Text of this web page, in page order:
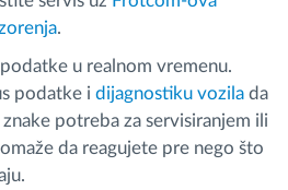
.
u realnom vremenu.
podatke i dijagnostiku vozila da
potreba za servisiranjem ili
da reagujete pre nego što